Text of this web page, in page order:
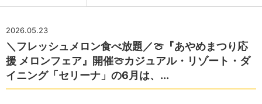
2026.05.23
＼フレッシュメロン食べ放題／🍈『あやめまつり応
援 メロンフェア』開催🍈カジュアル・リゾート・ダ
イニング「セリーナ」の6月は、...